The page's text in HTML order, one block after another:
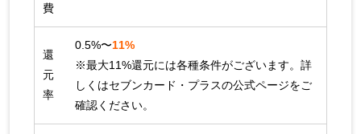
費
還
元
率
0.5%〜11%
※最大11%還元には各種条件がございます。詳
しくはセブンカード・プラスの公式ページをご
確認ください。